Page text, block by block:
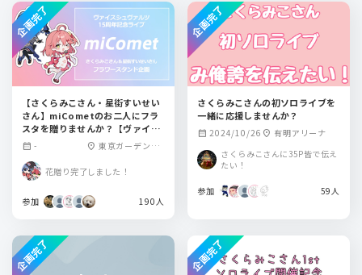
【さくらみこさん・星街すいせい
さん】miCometのお二人にフラ
スタを贈りませんか？【ヴァイス
シュヴァルツ15周年記念ライブ】
calendar_month - location_on 東京ガーデンシ
花贈り完了しました！
参加 190人
企画完了
さくらみこさんの初ソロライブを
一緒に応援しませんか？
calendar_month 2024/10/26 location_on 有明アリーナ
さくらみこさんに35P皆で伝え
たい！
参加 59人
企画完了
企画完了 企画完了